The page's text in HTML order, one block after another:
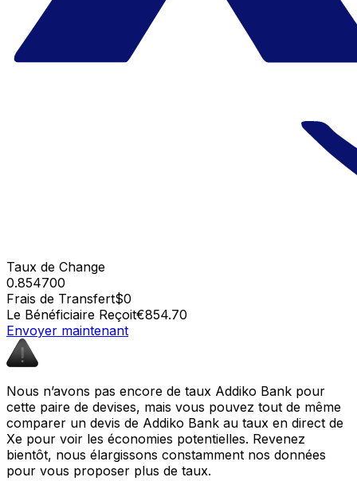
Taux de Change
0.854700
Frais de Transfert$0
Le Bénéficiaire Reçoit€854.70
Envoyer maintenant
Nous n’avons pas encore de taux Addiko Bank pour
cette paire de devises, mais vous pouvez tout de même
comparer un devis de Addiko Bank au taux en direct de
Xe pour voir les économies potentielles. Revenez
bientôt, nous élargissons constamment nos données
pour vous proposer plus de taux.